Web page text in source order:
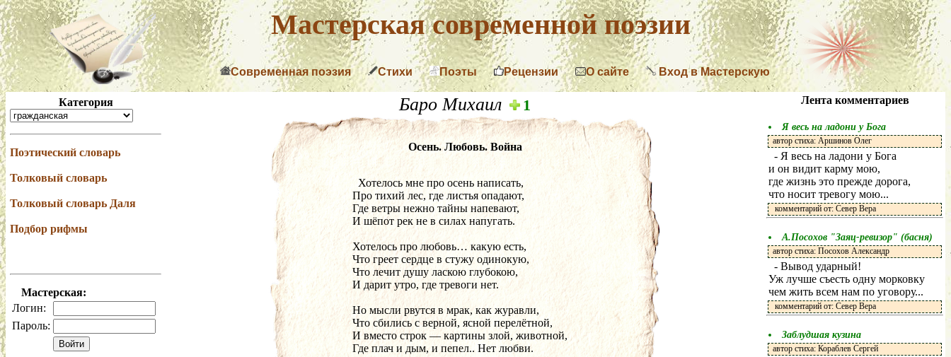
Мастерская современной поэзии
Современная поэзия Стихи Поэты Рецензии О сайте Вход в Мастерскую
Категория
Поэтический словарь
Толковый словарь
Толковый словарь Даля
Подбор рифмы
Мастерская:
Логин:
Пароль:
Баро Михаил 1
Осень. Любовь. Война
  Хотелось мне про осень написать,
Про тихий лес, где листья опадают,
Где ветры нежно тайны напевают,
И шёпот рек не в силах напугать.
Хотелось про любовь… какую есть,
Что греет сердце в стужу одинокую,
Что лечит душу ласкою глубокою,
И дарит утро, где тревоги нет.
Но мысли рвутся в мрак, как журавли,
Что сбились с верной, ясной перелётной,
И вместо строк — картины злой, животной,
Где плач и дым, и пепел.. Нет любви.
Лента комментариев
Я весь на ладони у Бога
автор стиха: Аршинов Олег
- Я весь на ладони у Бога
и он видит карму мою,
где жизнь это прежде дорога,
что носит тревогу мою...
комментарий от: Север Вера
А.Посохов "Заяц-ревизор" (басня)
автор стиха: Посохов Александр
- Вывод ударный!
Уж лучше съесть одну морковку
чем жить всем нам по уговору...
комментарий от: Север Вера
Заблудшая кузина
автор стиха: Кораблев Сергей